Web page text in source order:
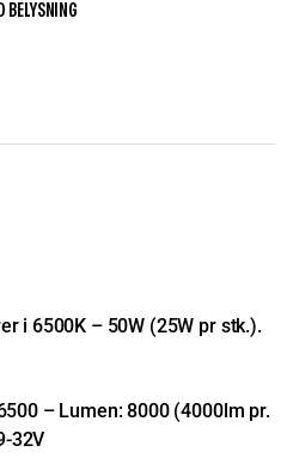
BELYSNING
i 6500K – 50W (25W pr stk.).
– Lumen: 8000 (4000lm pr.
32V